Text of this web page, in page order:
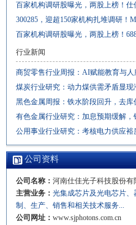
百家机构调研股曝光，两股上榜！仕
300285，迎超150家机构扎堆调研！
百家机构调研股曝光，两股上榜！
行业新闻
商贸零售行业周报：AI赋能教育与人
煤炭行业研究：动力煤供需矛盾显现
黑色金属周报：铁水阶段回升，去库
有色金属行业研究：加息预期缓解，
公用事业行业研究：考核电力供应裕
公司资料
公司名称： 河南仕佳光子科技股份有
主营业务： 光集成芯片及光电芯片
制、生产、销售和相关技术服务...
公司网址： www.sjphotons.com.cn